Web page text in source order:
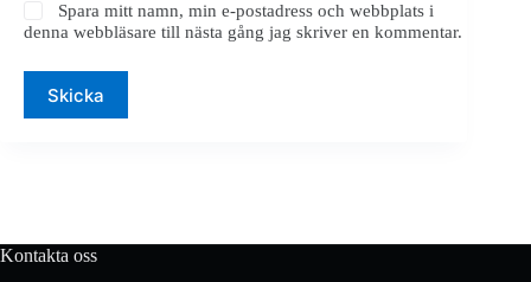
Spara mitt namn, min e-postadress och webbplats i
denna webbläsare till nästa gång jag skriver en kommentar.
Skicka
Kontakta oss